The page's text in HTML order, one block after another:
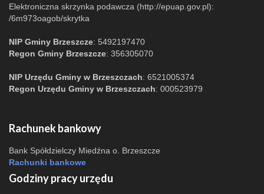
Elektroniczna skrzynka podawcza (http://epuap.gov.pl):
/6m973oagob/skrytka
NIP Gminy Brzeszcze: 5492197470
Regon Gminy Brzeszcze: 356305070
NIP Urzędu Gminy w Brzeszczach: 6521005374
Regon Urzędu Gminy w Brzeszczach: 000523979
Rachunek bankowy
Bank Spółdzielczy Miedźna o. Brzeszcze
Rachunki bankowe
Godziny pracy urzędu